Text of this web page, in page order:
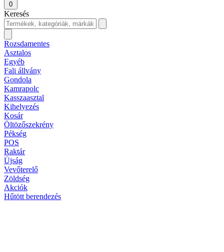
0
Keresés
Rozsdamentes
Asztalos
Egyéb
Fali állvány
Gondola
Kamrapolc
Kasszaasztal
Kihelyezés
Kosár
Öltözőszekrény
Pékség
POS
Raktár
Újság
Vevőterelő
Zöldség
Akciók
Hűtött berendezés